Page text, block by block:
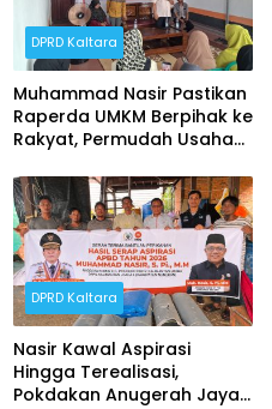
DPRD Kaltara
Muhammad Nasir Pastikan
Raperda UMKM Berpihak ke
Rakyat, Permudah Usaha
DPRD Kaltara
Nasir Kawal Aspirasi
Hingga Terealisasi,
Pokdakan Anugerah Jaya